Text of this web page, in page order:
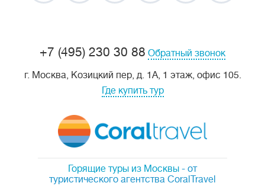
Горящие туры из Москвы - от
туристического агентства CoralTravel
+7 (495) 230 30 88 Обратный звонок
г. Москва, Козицкий пер, д. 1А, 1 этаж, офис 105.
Где купить тур